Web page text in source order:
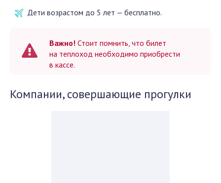
Дети возрастом до 5 лет — бесплатно.
Важно! Стоит помнить, что билет
на теплоход необходимо приобрести
в кассе.
Компании, совершающие прогулки